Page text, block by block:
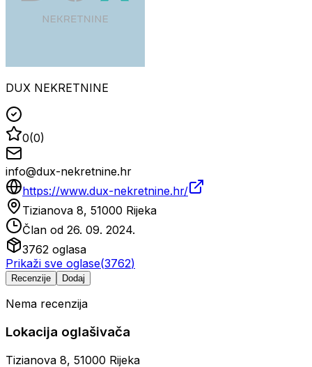
DUX NEKRETNINE
0(0)
info@dux-nekretnine.hr
https://www.dux-nekretnine.hr/
Tizianova 8, 51000 Rijeka
Član od 26. 09. 2024.
3762 oglasa
Prikaži sve oglase(3762)
Recenzije Dodaj
Nema recenzija
Lokacija oglašivača
Tizianova 8, 51000 Rijeka